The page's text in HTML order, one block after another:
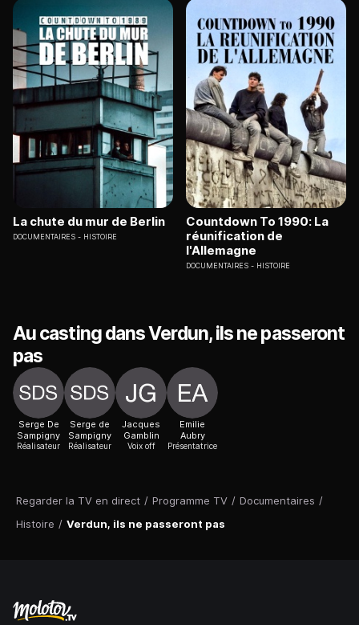
Regarder la TV en direct / Programme TV / Documentaires /
Histoire / Verdun, ils ne passeront pas
La chute du mur de Berlin
DOCUMENTAIRES HISTOIRE
Countdown To 1990: La
réunification de
l'Allemagne
DOCUMENTAIRES HISTOIRE
Au casting dans Verdun, ils ne passeront
pas
Serge De
Sampigny
Réalisateur
Serge de
Sampigny
Réalisateur
Jacques
Gamblin
Voix off
Emilie
Aubry
Présentatrice